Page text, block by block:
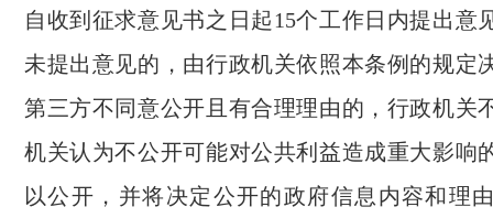
自收到征求意见书之日起15个工作日内提出意
未提出意见的，由行政机关依照本条例的规定
第三方不同意公开且有合理理由的，行政机关
机关认为不公开可能对公共利益造成重大影响
以公开，并将决定公开的政府信息内容和理